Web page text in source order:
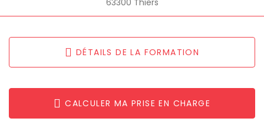
DÉTAILS DE LA FORMATION
CALCULER MA PRISE EN CHARGE